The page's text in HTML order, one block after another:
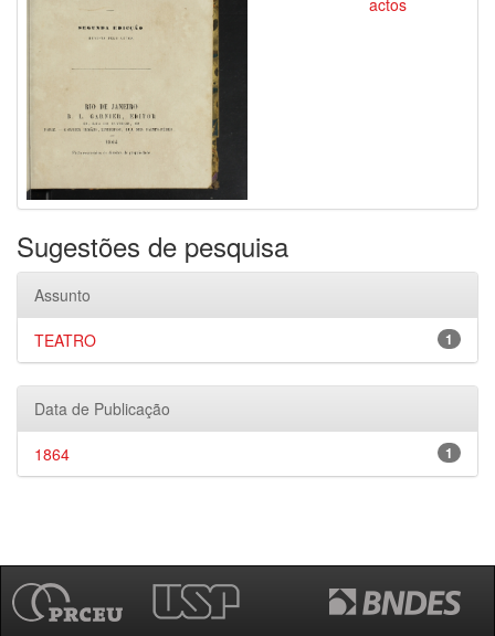
actos
Sugestões de pesquisa
Assunto
1
TEATRO
Data de Publicação
1
1864